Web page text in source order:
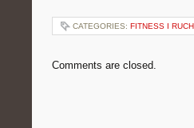
CATEGORIES: FITNESS I RUCH
Comments are closed.